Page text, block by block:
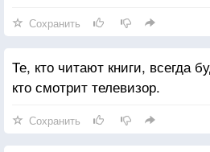
Сохранить
Те, кто читают книги, всегда
кто смотрит телевизор.
Сохранить